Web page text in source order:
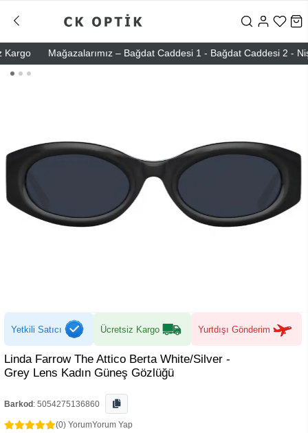
Mağazalarımız – Bağdat Caddesi 1 - Bağdat Caddesi 2 -
Yetkili Satıcı Ücretsiz Kargo Yurtdışı Gönderim
Linda Farrow The Attico Berta White/Silver -
Grey Lens Kadın Güneş Gözlüğü
Barkod : 5054275136860
(0) YorumYorum Yap